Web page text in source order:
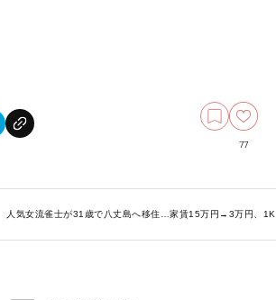
77
人気女流雀士が31歳で八丈島へ移住…家賃15万円→3万円、